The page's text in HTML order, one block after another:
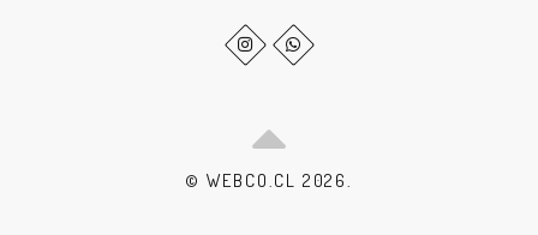
© WEBCO.CL 2026.